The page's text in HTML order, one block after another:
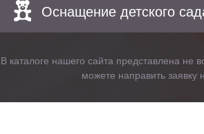
Оснащение детского
В каталоге нашего сайта представлена
можете направить заявку